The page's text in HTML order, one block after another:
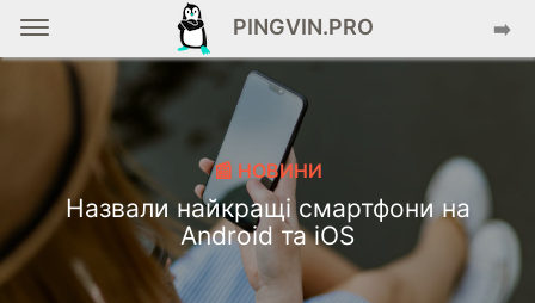
PINGVIN.PRO ➡️
📰 НОВИНИ
Назвали найкращі смартфони на
Android та iOS